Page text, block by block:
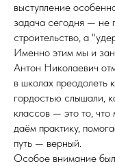
выступление
задача сегодня — не
строительство, а
Именно этим мы и
Антон Николаевич
в школах
гордостью слышали,
классов — это то,
даём практику,
путь — верный.
Особое внимание